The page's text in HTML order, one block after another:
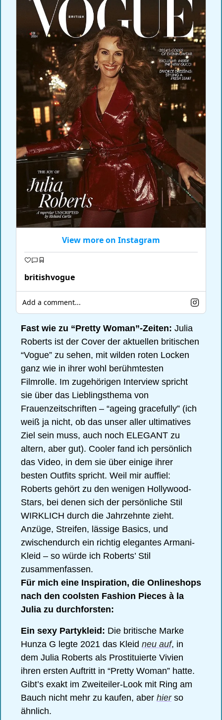
View more on Instagram
britishvogue
Add a comment...
Fast wie zu “Pretty Woman”-Zeiten: Julia
Roberts ist der Cover der aktuellen britischen
“Vogue” zu sehen, mit wilden roten Locken
ganz wie in ihrer wohl berühmtesten
Filmrolle. Im zugehörigen Interview spricht
sie über das Lieblingsthema von
Frauenzeitschriften – “ageing gracefully” (ich
weiß ja nicht, ob das unser aller ultimatives
Ziel sein muss, auch noch ELEGANT zu
altern, aber gut). Cooler fand ich persönlich
das Video, in dem sie über einige ihrer
besten Outfits spricht. Weil mir auffiel:
Roberts gehört zu den wenigen Hollywood-
Stars, bei denen sich der persönliche Stil
WIRKLICH durch die Jahrzehnte zieht.
Anzüge, Streifen, lässige Basics, und
zwischendurch ein richtig elegantes Armani-
Kleid – so würde ich Roberts’ Stil
zusammenfassen.
Für mich eine Inspiration, die Onlineshops
nach den coolsten Fashion Pieces à la
Julia zu durchforsten:
Ein sexy Partykleid: Die britische Marke
Hunza G legte 2021 das Kleid neu auf, in
dem Julia Roberts als Prostituierte Vivien
ihren ersten Auftritt in “Pretty Woman” hatte.
Gibt’s exakt im Zweiteiler-Look mit Ring am
Bauch nicht mehr zu kaufen, aber hier so
ähnlich.